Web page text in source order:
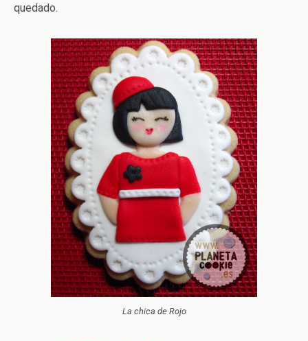
quedado.
La chica de Rojo